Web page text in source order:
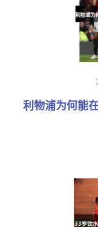
利物浦为何能